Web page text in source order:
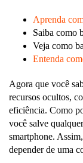
Aprenda
Saiba como
Veja como
Entenda
Agora que você
recursos ocultos,
eficiência. Como
você salve
smartphone.
depender de uma